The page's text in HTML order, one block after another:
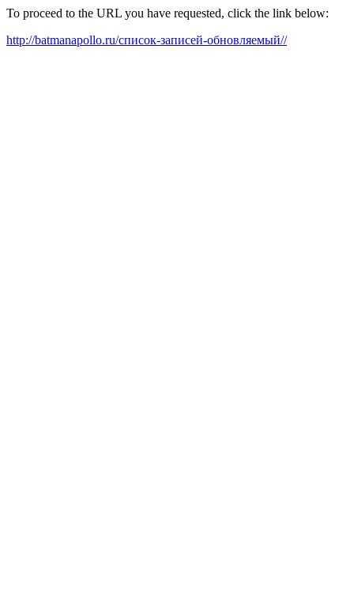
To proceed to the URL you have requested, click the link below:
http://batmanapollo.ru/список-записей-обновляемый//